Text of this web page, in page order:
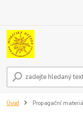
Úvod Propagační